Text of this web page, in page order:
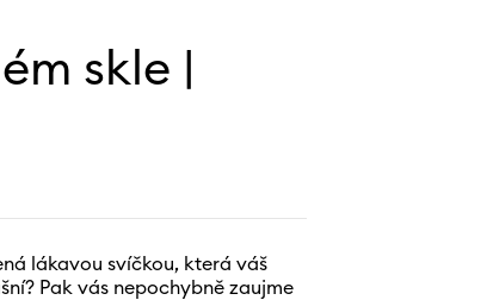
skle |
lákavou svíčkou, která váš
Pak vás nepochybně zaujme